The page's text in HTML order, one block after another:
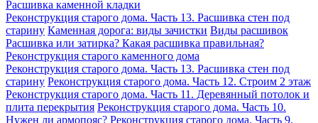
Расшивка каменной кладки
Реконструкция старого дома. Часть 13. Расшивка стен под
старину Каменная дорога: виды зачистки Виды расшивок
Расшивка или затирка? Какая расшивка правильная?
Реконструкция старого каменного дома
Реконструкция старого дома. Часть 13. Расшивка стен под
старину Реконструкция старого дома. Часть 12. Строим 2 этаж
Реконструкция старого дома. Часть 11. Деревянный потолок и
плита перекрытия Реконструкция старого дома. Часть 10.
Нужен ли армопояс? Реконструкция старого дома. Часть 9.